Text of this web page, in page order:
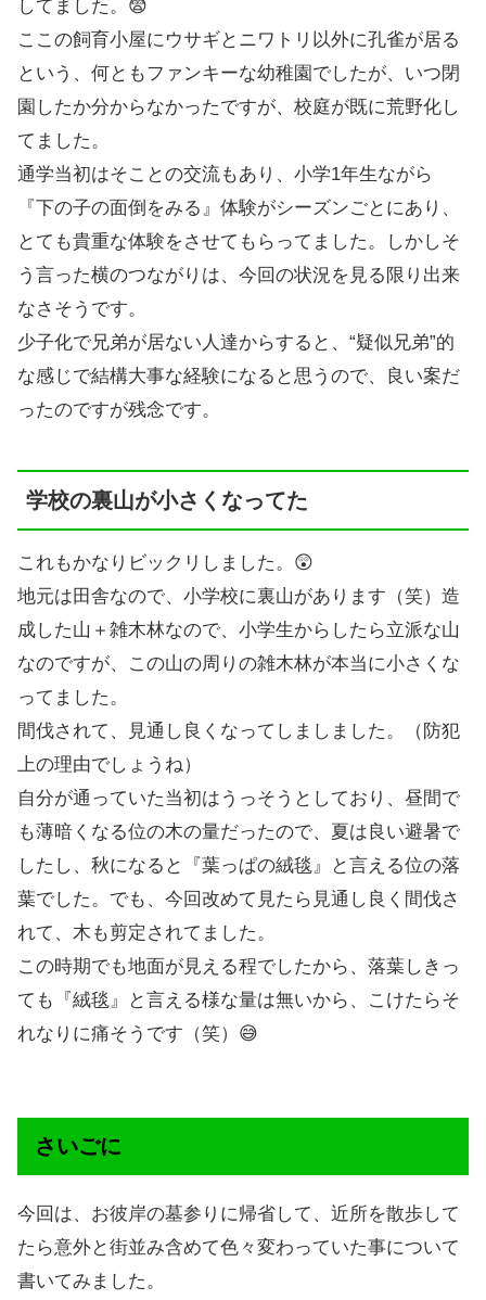
してました。😨
ここの飼育小屋にウサギとニワトリ以外に孔雀が居る
という、何ともファンキーな幼稚園でしたが、いつ閉
園したか分からなかったですが、校庭が既に荒野化し
てました。
通学当初はそことの交流もあり、小学1年生ながら
『下の子の面倒をみる』体験がシーズンごとにあり、
とても貴重な体験をさせてもらってました。しかしそ
う言った横のつながりは、今回の状況を見る限り出来
なさそうです。
少子化で兄弟が居ない人達からすると、“疑似兄弟”的
な感じで結構大事な経験になると思うので、良い案だ
ったのですが残念です。
学校の裏山が小さくなってた
これもかなりビックリしました。😲
地元は田舎なので、小学校に裏山があります（笑）造
成した山＋雑木林なので、小学生からしたら立派な山
なのですが、この山の周りの雑木林が本当に小さくな
ってました。
間伐されて、見通し良くなってしましました。（防犯
上の理由でしょうね）
自分が通っていた当初はうっそうとしており、昼間で
も薄暗くなる位の木の量だったので、夏は良い避暑で
したし、秋になると『葉っぱの絨毯』と言える位の落
葉でした。でも、今回改めて見たら見通し良く間伐さ
れて、木も剪定されてました。
この時期でも地面が見える程でしたから、落葉しきっ
ても『絨毯』と言える様な量は無いから、こけたらそ
れなりに痛そうです（笑）😅
さいごに
今回は、お彼岸の墓参りに帰省して、近所を散歩して
たら意外と街並み含めて色々変わっていた事について
書いてみました。